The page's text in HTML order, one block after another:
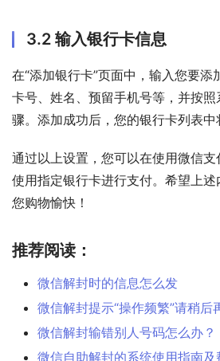
3.2 输入银行卡信息
在“添加银行卡”页面中，输入您要
卡号、姓名、预留手机号等，并按
骤。添加成功后，您的银行卡列表中
通过以上设置，您可以在使用微信
使用指定银行卡进行支付。希望上
您购物愉快！
推荐阅读：
微信解封时的信息怎么发
微信解封提示“操作频繁”请稍后
微信解封输错别人号码怎么办？
微信自助解封的系统使用指南及